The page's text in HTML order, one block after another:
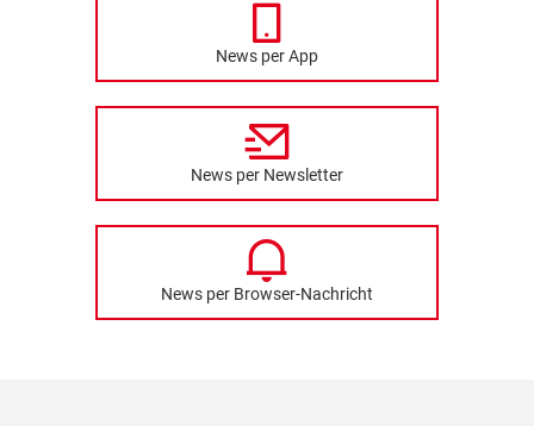
News per App
News per Newsletter
News per Browser-Nachricht